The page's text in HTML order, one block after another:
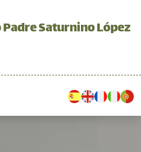
Padre Saturnino López